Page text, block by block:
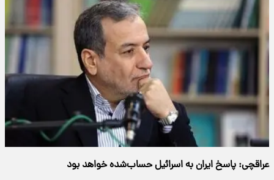
عراقچی: پاسخ ایران به اسرائیل حساب‌شده خواهد بود